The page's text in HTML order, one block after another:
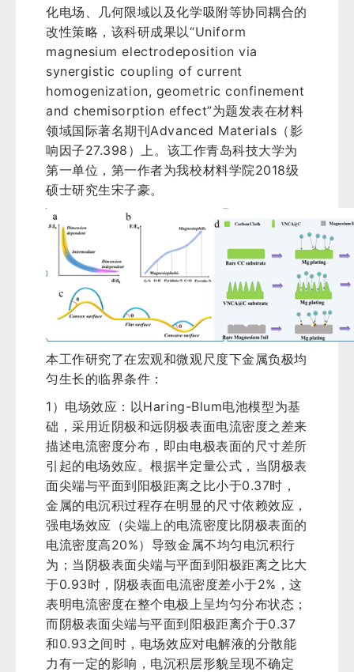
化电场、几何限域以及化学吸附等协同耦合的
改性策略，该科研成果以“Uniform
magnesium electrodeposition via
synergistic coupling of current
homogenization, geometric confinement
and chemisorption effect”为题发表在材料
领域国际著名期刊Advanced Materials（影
响因子27.398）上。该工作青岛科技大学为
第一单位，第一作者为我校材料学院2018级
硕士研究生宋子豪。
本工作研究了在宏观和微观尺度下金属负极均
匀生长的临界条件：
1）电场效应：以Haring-Blum电池模型为基
础，采用近阴极和远阴极表面电流密度之差来
描述电流密度分布，即由电极表面的尺寸差所
引起的电场效应。根据半定量公式，当阴极表
面尖端与平面到阳极距离之比小于0.37时，
金属的电沉积过程存在明显的尺寸依赖效应，
强电场效应（尖端上的电流密度比阴极表面的
电流密度高20%）导致金属不均匀电沉积行
为；当阴极表面尖端与平面到阳极距离之比大
于0.93时，阴极表面电流密度差小于2%，这
表明电流密度在整个电极上呈均匀分布状态；
而阴极表面尖端与平面到阳极距离介于0.37
和0.93之间时，电场效应对电解液的分散能
力有一定的影响，电沉积层形貌呈现不确定